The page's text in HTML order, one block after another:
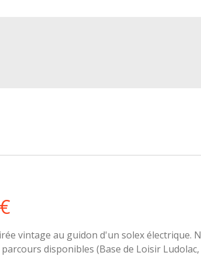
€
vintage au guidon d'un solex électrique.
disponibles (Base de Loisir Ludolac,